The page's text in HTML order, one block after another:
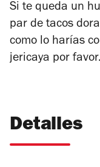
Si te queda un
par de tacos
como lo harías
jericaya por favor.
Detalles